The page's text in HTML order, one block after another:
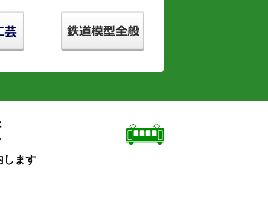
します